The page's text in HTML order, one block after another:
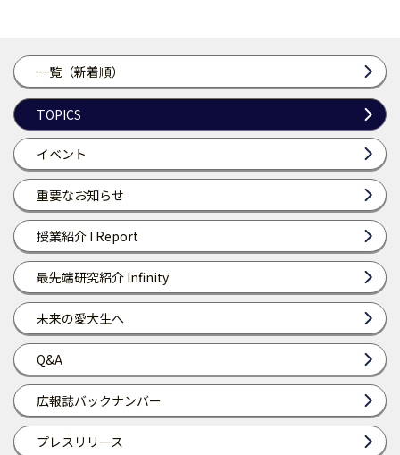
一覧（新着順）
TOPICS
イベント
重要なお知らせ
授業紹介 I Report
最先端研究紹介 Infinity
未来の愛大生へ
Q&A
広報誌バックナンバー
プレスリリース